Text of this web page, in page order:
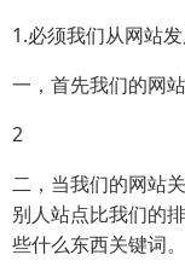
1.必须我们从网站
一，首先我们的网
2
二，当我们的网站
别人站点比我们的
些什么东西关键词。